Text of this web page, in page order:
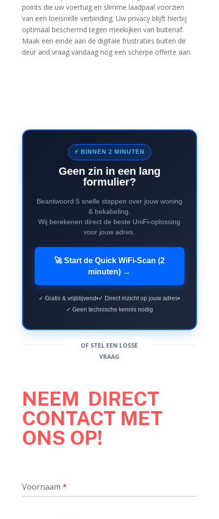
points die uw voertuig en slimme laadpaal voorzien
van een loeisnelle verbinding. Uw privacy blijft hierbij
optimaal beschermd tegen meekijken van buitenaf.
Maak een einde aan de digitale frustraties buiten de
deur and vraag vandaag nog een scherpe offerte aan.
⚡ BINNEN 2 MINUTEN
Geen zin in een lang
formulier?
Beantwoord 5 snelle stappen over jouw woning
& bekabeling.
Wij berekenen direct de beste UniFi-oplossing
voor jouw adres.
🚀 Start de Quick WiFi-Scan (2
minuten) →
✓ Gratis & vrijblijvend•✓ Direct inzicht op jouw adres•
✓ Geen technische kennis nodig
OF STEL EEN LOSSE
VRAAG
NEEM DIRECT
CONTACT MET
ONS OP!
Voornaam *